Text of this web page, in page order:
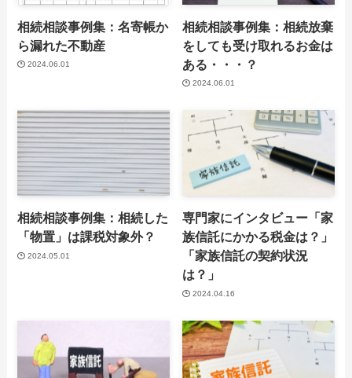
相続相談事例集：名寄帳か
ら漏れた不動産
2024.06.01
相続相談事例集：相続放棄
をしても受け取れるお金は
ある・・・？
2024.06.01
相続相談事例集：相続した
「物置」は課税対象外？
2024.05.01
専門家にインタビュー「家
族信託にかかる税金は？」
「家族信託の契約状況
は？」
2024.04.16